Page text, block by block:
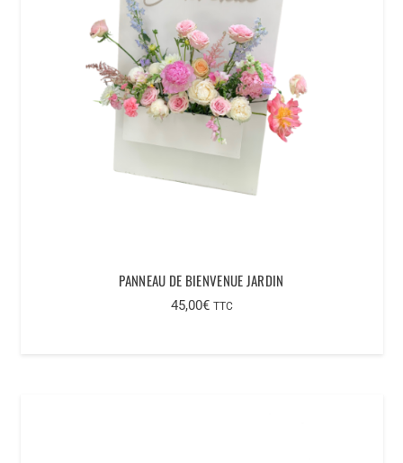
PANNEAU DE BIENVENUE JARDIN
45,00€ TTC